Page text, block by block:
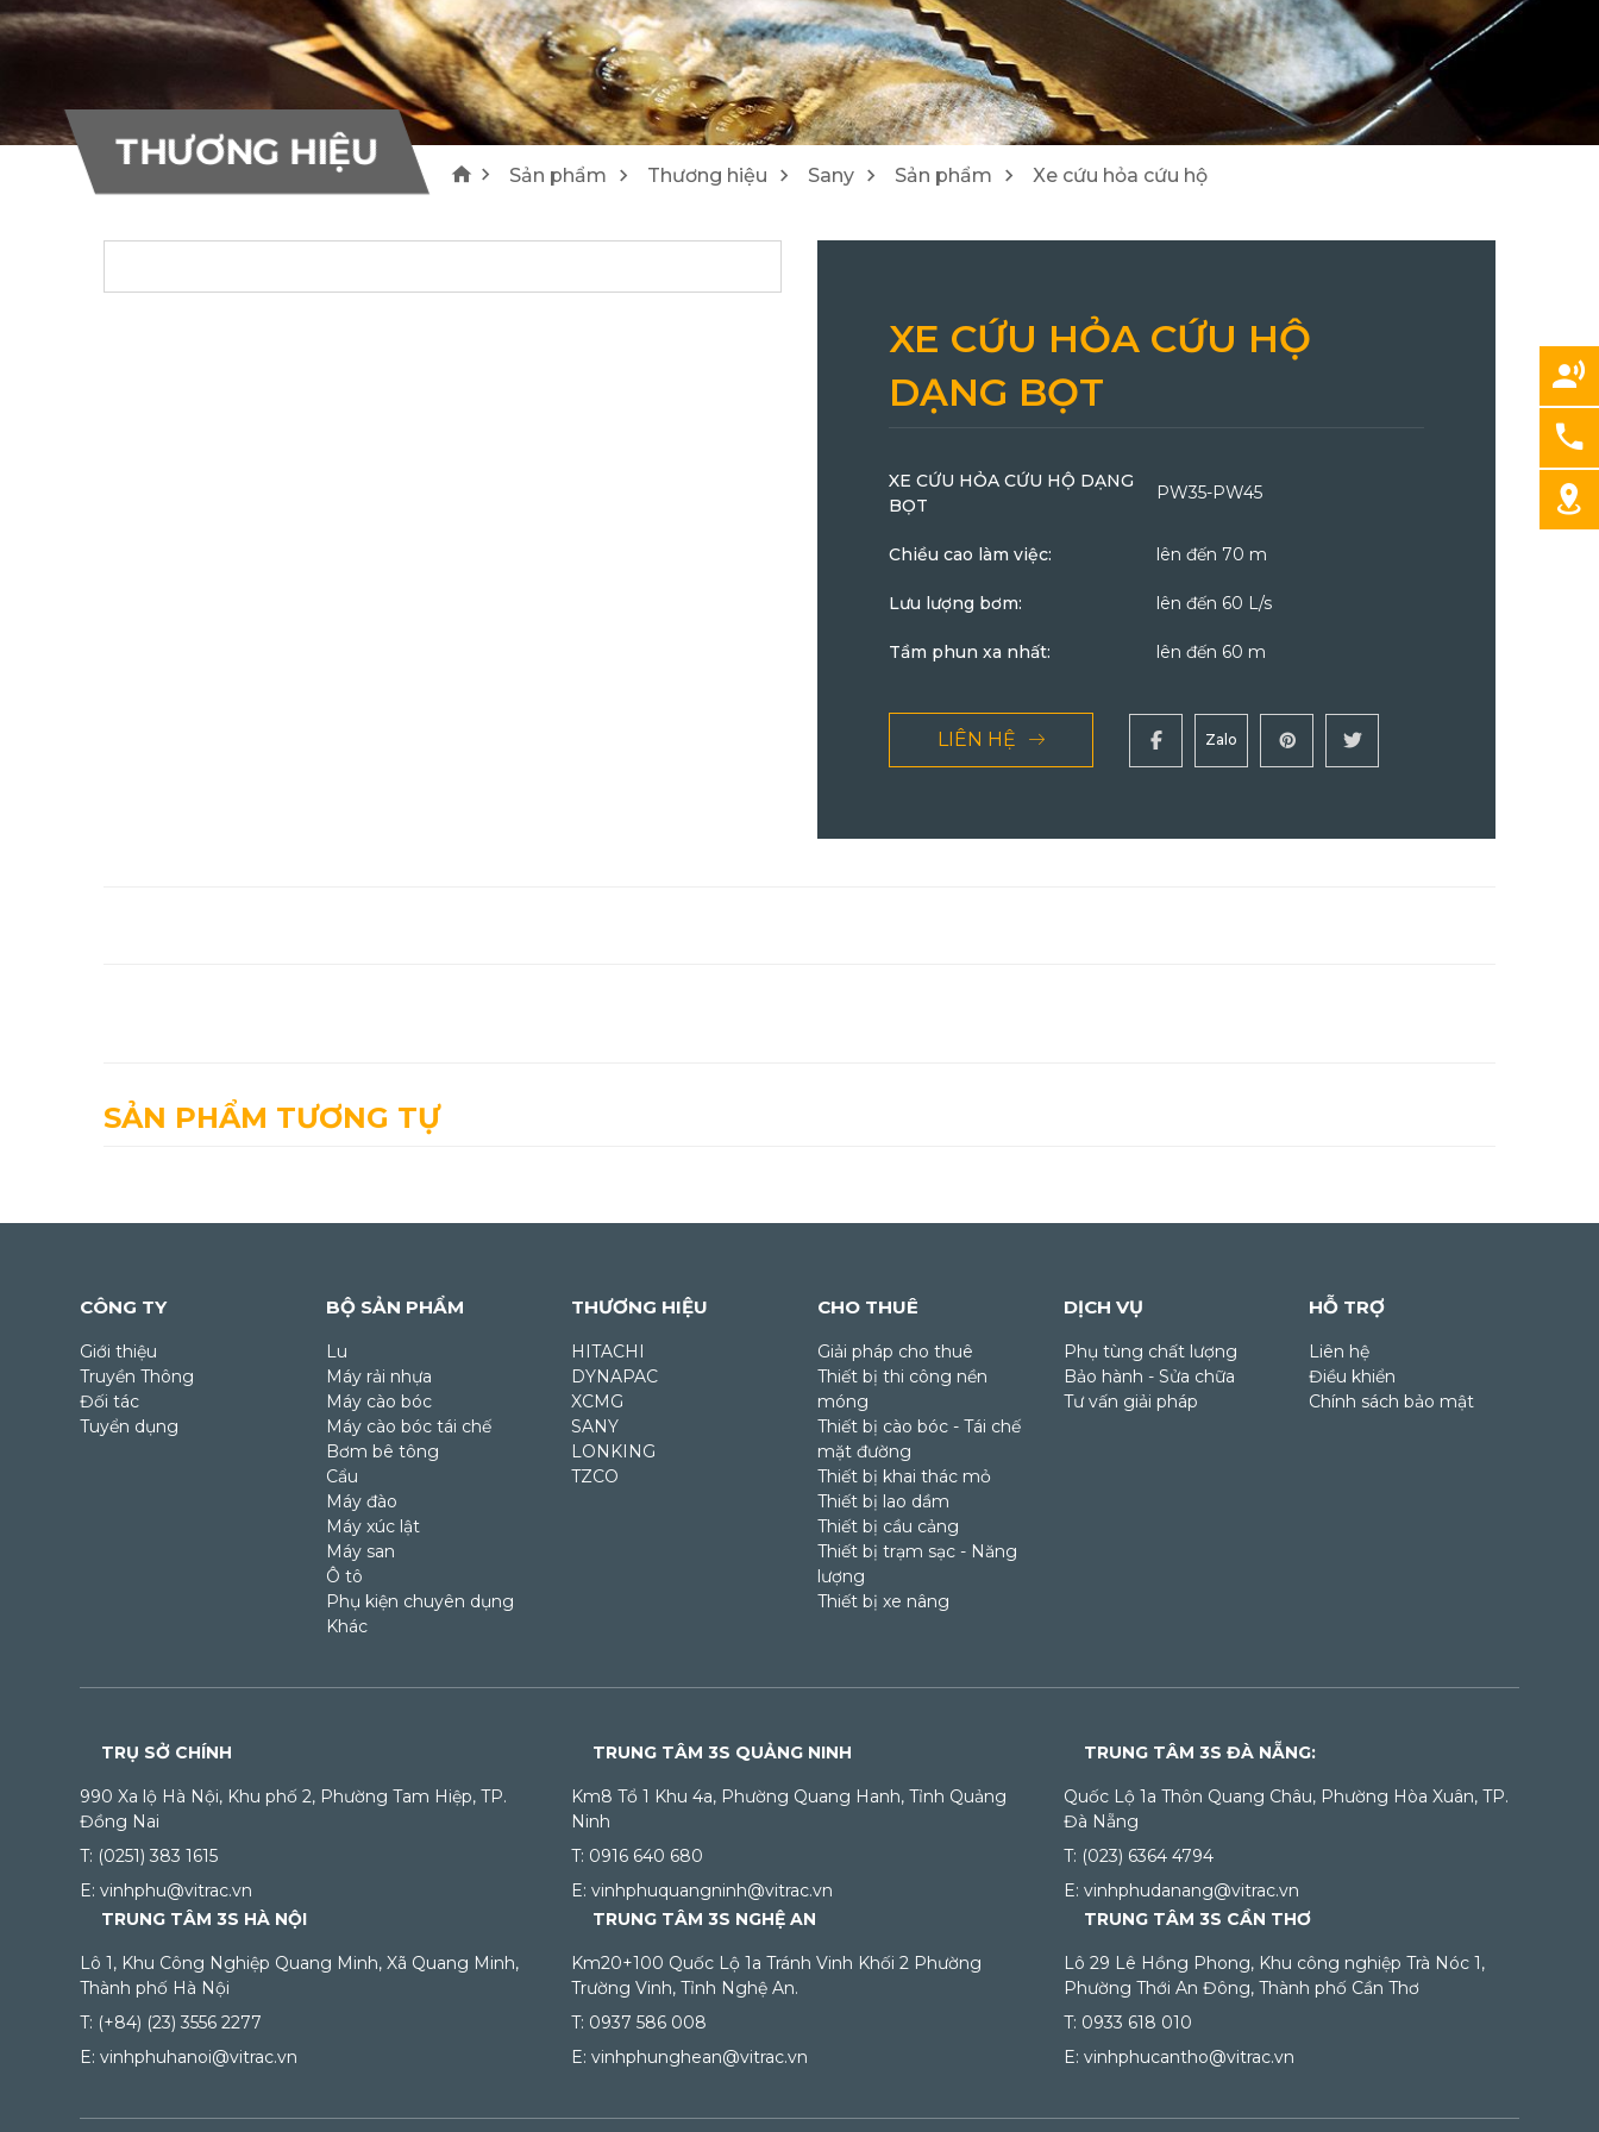
10 10 1 4 2
THƯƠNG HIỆU
55
Máy rải nhựa Voegele
22
Máy cào bóc/ Máy tái chế Wirtgen
25
Lu Hamm
21
Cẩu Tadano/ Kobelco/ DY Máy đào/ Máy xúc lật Hitachi
THƯƠNG HIỆU
Sản phẩm Thương hiệu Sany Sản phẩm Xe cứu hỏa cứu hộ
XE CỨU HỎA CỨU HỘ
DẠNG BỌT
XE CỨU HỎA CỨU HỘ DẠNG
BỌT
PW35-PW45
Chiều cao làm việc: lên đến 70 m
Lưu lượng bơm: lên đến 60 L/s
Tầm phun xa nhất: lên đến 60 m
LIÊN HỆ Zalo
SẢN PHẨM TƯƠNG TỰ
CÔNG TY
Giới thiệu
Truyền Thông
Đối tác
Tuyển dụng
BỘ SẢN PHẨM
Lu
Máy rải nhựa
Máy cào bóc
Máy cào bóc tái chế
Bơm bê tông
Cẩu
Máy đào
Máy xúc lật
Máy san
Ô tô
Phụ kiện chuyên dụng
Khác
THƯƠNG HIỆU
HITACHI
DYNAPAC
XCMG
SANY
LONKING
TZCO
CHO THUÊ
Giải pháp cho thuê
Thiết bị thi công nền
móng
Thiết bị cào bóc - Tái chế
mặt đường
Thiết bị khai thác mỏ
Thiết bị lao dầm
Thiết bị cầu cảng
Thiết bị trạm sạc - Năng
lượng
Thiết bị xe nâng
DỊCH VỤ
Phụ tùng chất lượng
Bảo hành - Sửa chữa
Tư vấn giải pháp
HỖ TRỢ
Liên hệ
Điều khiển
Chính sách bảo mật
TRỤ SỞ CHÍNH
990 Xa lộ Hà Nội, Khu phố 2, Phường Tam Hiệp, TP.
Đồng Nai
T: (0251) 383 1615
E: vinhphu@vitrac.vn
TRUNG TÂM 3S QUẢNG NINH
Km8 Tổ 1 Khu 4a, Phường Quang Hanh, Tỉnh Quảng
Ninh
T: 0916 640 680
E: vinhphuquangninh@vitrac.vn
TRUNG TÂM 3S ĐÀ NẴNG:
Quốc Lộ 1a Thôn Quang Châu, Phường Hòa Xuân, TP.
Đà Nẵng
T: (023) 6364 4794
E: vinhphudanang@vitrac.vn
TRUNG TÂM 3S HÀ NỘI
Lô 1, Khu Công Nghiệp Quang Minh, Xã Quang Minh,
Thành phố Hà Nội
T: (+84) (23) 3556 2277
E: vinhphuhanoi@vitrac.vn
TRUNG TÂM 3S NGHỆ AN
Km20+100 Quốc Lộ 1a Tránh Vinh Khối 2 Phường
Trường Vinh, Tỉnh Nghệ An.
T: 0937 586 008
E: vinhphunghean@vitrac.vn
TRUNG TÂM 3S CẦN THƠ
Lô 29 Lê Hồng Phong, Khu công nghiệp Trà Nóc 1,
Phường Thới An Đông, Thành phố Cần Thơ
T: 0933 618 010
E: vinhphucantho@vitrac.vn